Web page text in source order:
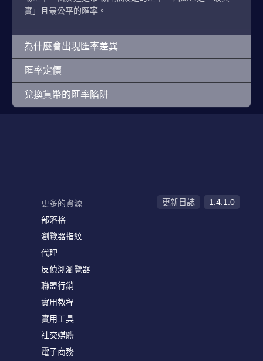
實」且最公平的匯率。
為什麼會出現匯率差異
匯率定價
兌換貨幣的匯率陷阱
更多的資源
部落格
瀏覽器指紋
代理
反偵測瀏覽器
聯盟行銷
實用教程
實用工具
社交媒體
電子商務
更新日誌 1.4.1.0